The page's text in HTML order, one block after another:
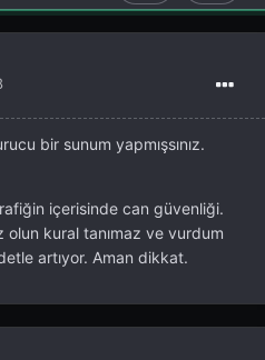
bir sunum yapmışsınız.
içerisinde can güvenliği.
olun kural tanımaz ve vurdum
artıyor. Aman dikkat.